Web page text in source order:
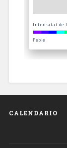
CALENDARIO